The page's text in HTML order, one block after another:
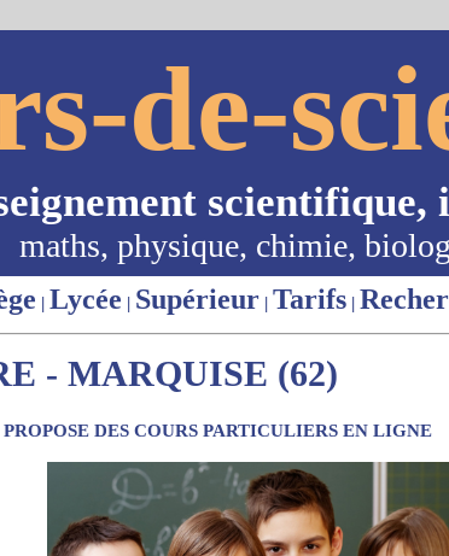
de-
maths, physique, chimie,
| Lycée | Supérieur | Tarifs |
- MARQUISE (62)
DES COURS PARTICULIERS EN LIGNE